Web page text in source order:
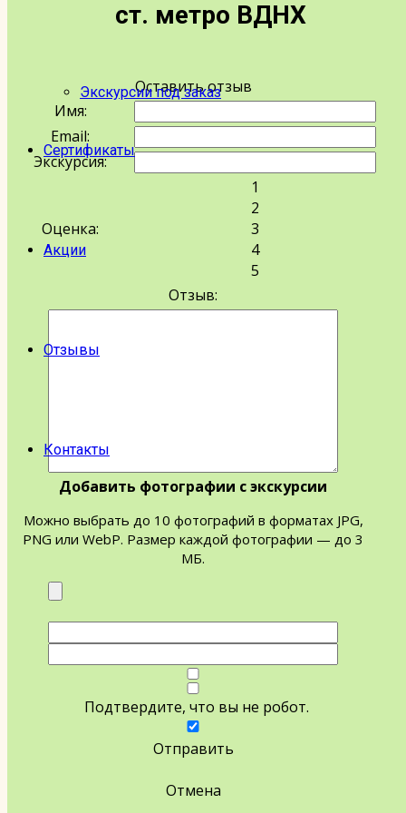
Экскурсии под заказ
Сертификаты
Акции
Отзывы
Контакты
ст. метро ВДНХ
Оставить отзыв
Имя:
Email:
Экскурсия:
Оценка:
1
2
3
4
5
Отзыв:
Добавить фотографии с экскурсии
Можно выбрать до 10 фотографий в форматах JPG,
PNG или WebP. Размер каждой фотографии — до 3
МБ.
Подтвердите, что вы не робот.
Отправить
Отмена